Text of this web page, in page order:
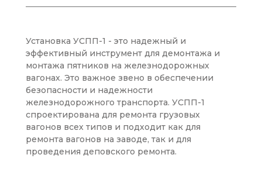
Установка УСПП-1 - это надежный и
эффективный инструмент для демонтажа и
монтажа пятников на железнодорожных
вагонах. Это важное звено в обеспечении
безопасности и надежности
железнодорожного транспорта. УСПП-1
спроектирована для ремонта грузовых
вагонов всех типов и подходит как для
ремонта вагонов на заводе, так и для
проведения деповского ремонта.